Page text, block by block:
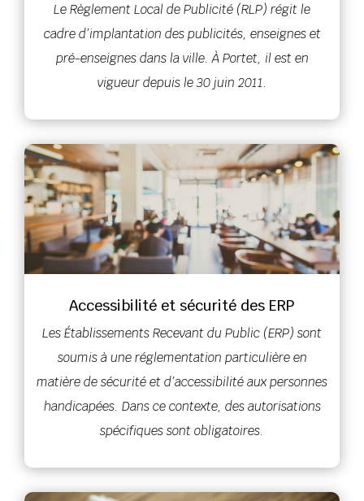
Le Règlement Local de Publicité (RLP) régit le
cadre d’implantation des publicités, enseignes et
pré-enseignes dans la ville. À Portet, il est en
vigueur depuis le 30 juin 2011.
Accessibilité et sécurité des ERP
Les Établissements Recevant du Public (ERP) sont
soumis à une réglementation particulière en
matière de sécurité et d’accessibilité aux personnes
handicapées. Dans ce contexte, des autorisations
spécifiques sont obligatoires.